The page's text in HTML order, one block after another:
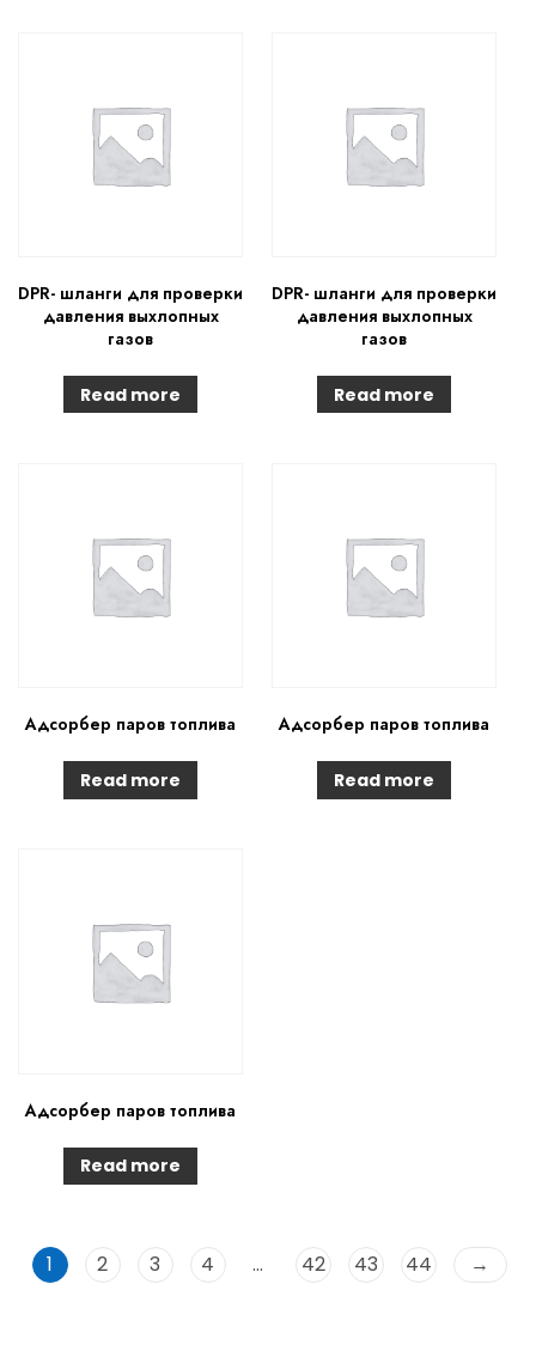
DPR- шланги для проверки
давления выхлопных
газов
Read more
DPR- шланги для проверки
давления выхлопных
газов
Read more
Адсорбер паров топлива
Read more
Адсорбер паров топлива
Read more
Адсорбер паров топлива
Read more
1 2 3 4 … 42 43 44 →